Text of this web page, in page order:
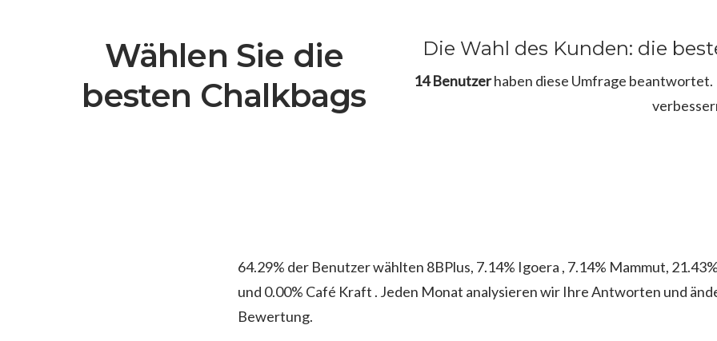
Wählen Sie die
besten Chalkbags
Die Wahl des Kunden: die
14 Benutzerhaben diese Umfrage beantwortet.
64.29% der Benutzer wählten 8BPlus, 7.14% Igoera , 7.14% Mammut,
und 0.00% Café Kraft . Jeden Monat analysieren wir Ihre Antworten und
Bewertung.